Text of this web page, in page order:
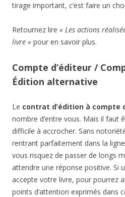
tirage important, c’est faire un
Retournez lire « Les actions
livre » pour en savoir plus.
Compte d’éditeur /
Édition alternative
Le contrat d’édition à compte
nombre d’entre vous. Mais il faut
difficile à accrocher. Sans
rentrant parfaitement dans la
vous risquez de passer de longs
attendre une réponse positive. Si
accepte votre livre, pour pourrez
points d’attention exprimés dans